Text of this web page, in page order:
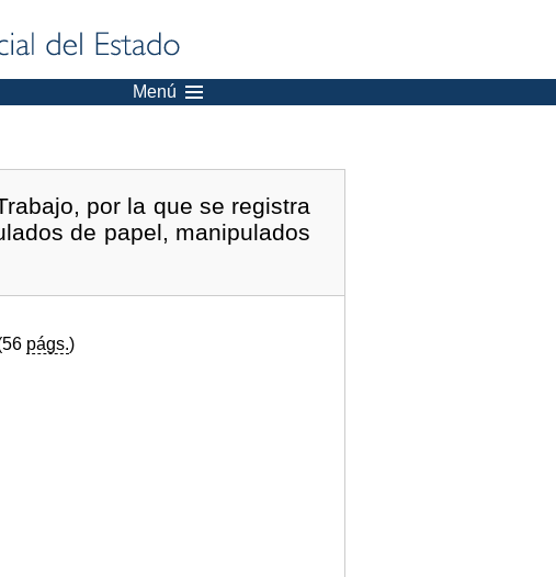
Menú
por la que se registra
de papel, manipulados
págs.)